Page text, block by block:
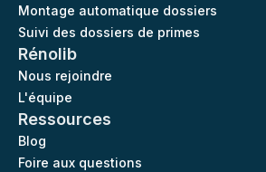
Montage automatique dossiers
Suivi des dossiers de primes
Rénolib
Nous rejoindre
L'équipe
Ressources
Blog
Foire aux questions